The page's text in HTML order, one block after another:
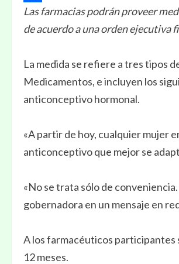
Compartir
Las farmacias podrán proveer
de acuerdo a una orden ejecutiva
La medida se refiere a tres tipos
Medicamentos, e incluyen los
anticonceptivo hormonal.
«A partir de hoy, cualquier mujer
anticonceptivo que mejor se
«No se trata sólo de
gobernadora en un mensaje en
A los farmacéuticos participantes
12 meses.